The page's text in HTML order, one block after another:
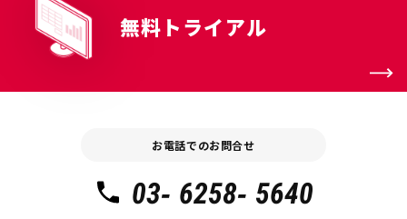
無料トライアル
お電話でのお問合せ
03- 6258- 5640